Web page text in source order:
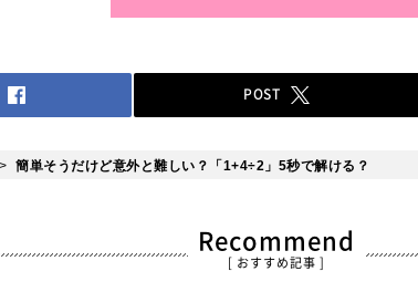
POST
簡単そうだけど意外と難しい？「1+4÷2」5秒で解ける？
Recommend
[ おすすめ記事 ]